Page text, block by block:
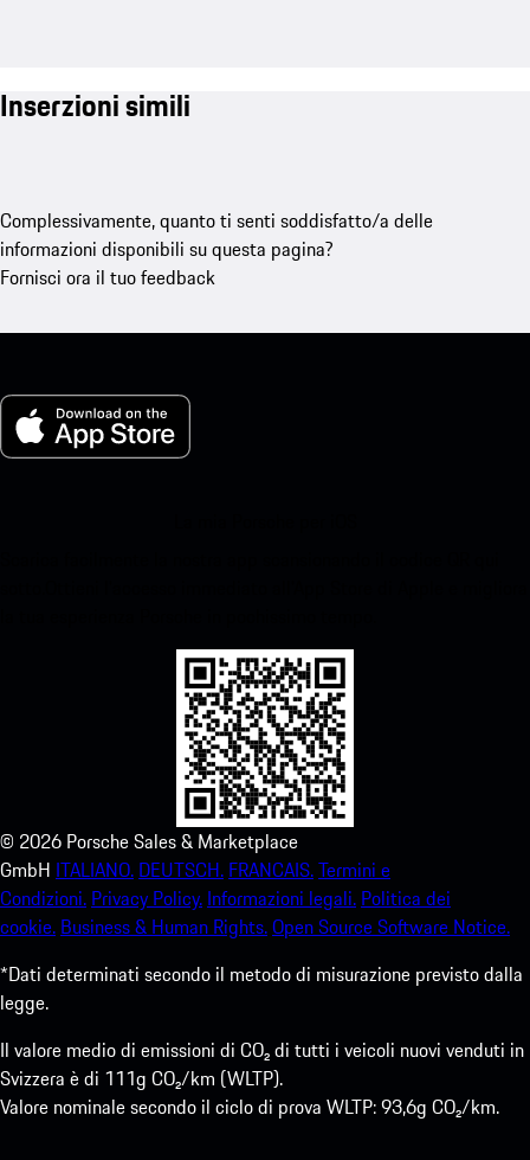
Inserzioni simili
Complessivamente, quanto ti senti soddisfatto/a delle
informazioni disponibili su questa pagina?
Fornisci ora il tuo feedback
© 2026 Porsche Sales & Marketplace
GmbH ITALIANO. DEUTSCH. FRANCAIS.Termini e
Condizioni. Privacy Policy. Informazioni legali. Politica dei
cookie. Business & Human Rights.Open Source Software Notice.
*Dati determinati secondo il metodo di misurazione previsto dalla
legge.
Il valore medio di emissioni di CO₂ di tutti i veicoli nuovi venduti in
Svizzera è di 111g CO₂/km (WLTP).
Valore nominale secondo il ciclo di prova WLTP: 93,6g CO₂/km.